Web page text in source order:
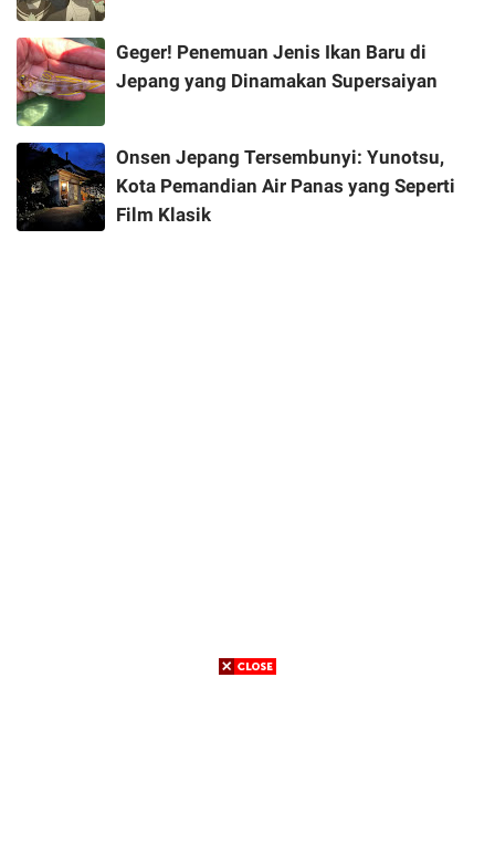
Geger! Penemuan Jenis Ikan Baru di
Jepang yang Dinamakan Supersaiyan
Onsen Jepang Tersembunyi: Yunotsu,
Kota Pemandian Air Panas yang Seperti
Film Klasik